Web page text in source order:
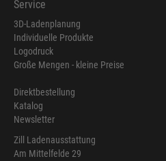
Service
3D-Ladenplanung
Individuelle Produkte
Logodruck
Große Mengen - kleine Preise
Direktbestellung
Katalog
Newsletter
Zill Ladenausstattung
Am Mittelfelde 29